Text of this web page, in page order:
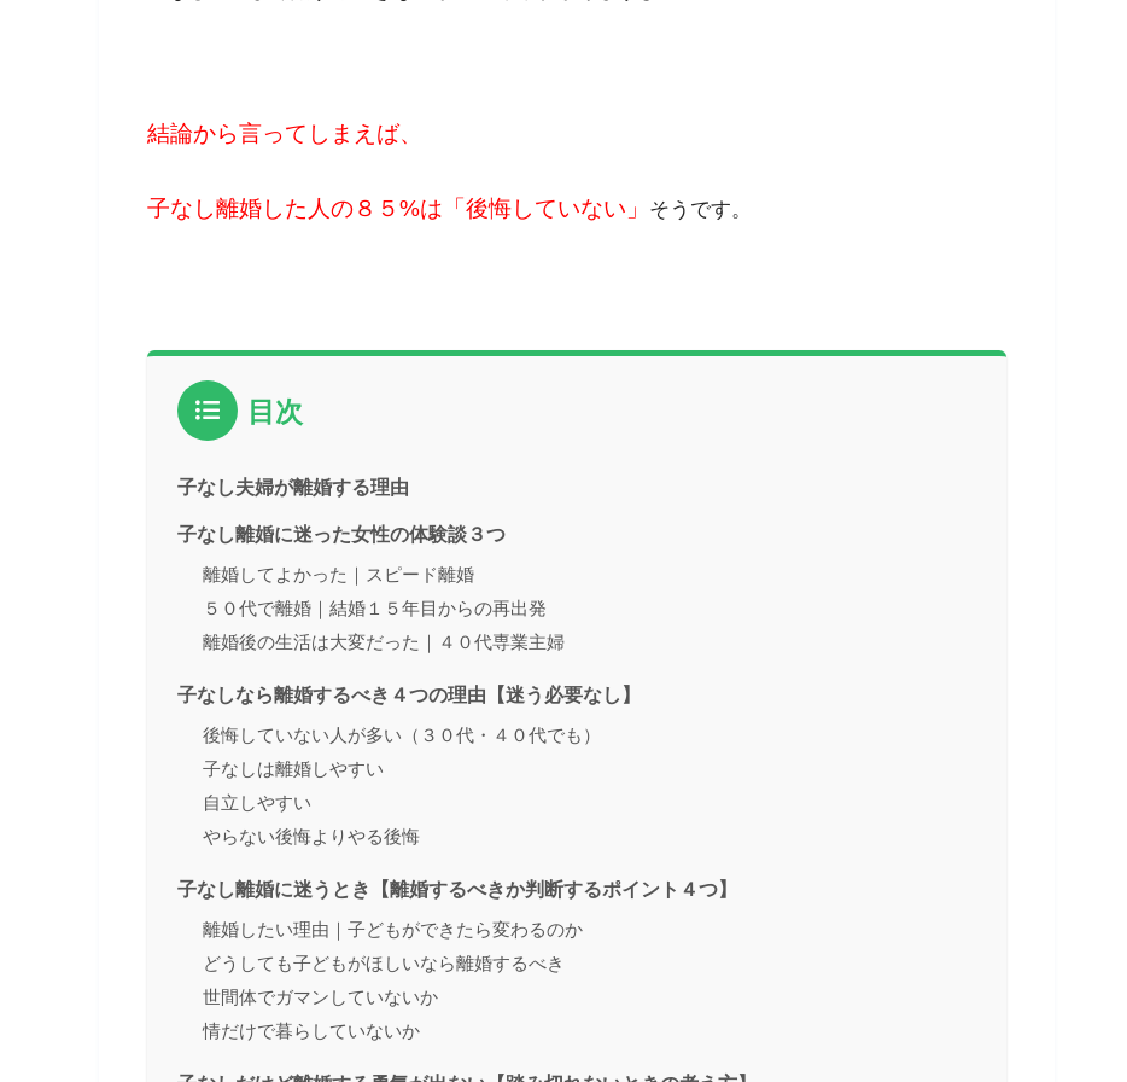
結論から言ってしまえば、
子なし離婚した人の８５%は「後悔していない」 そうです。
目次
子なし夫婦が離婚する理由
子なし離婚に迷った女性の体験談３つ
離婚してよかった｜スピード離婚
５０代で離婚｜結婚１５年目からの再出発
離婚後の生活は大変だった｜４０代専業主婦
子なしなら離婚するべき４つの理由【迷う必要なし】
後悔していない人が多い（３０代・４０代でも）
子なしは離婚しやすい
自立しやすい
やらない後悔よりやる後悔
子なし離婚に迷うとき【離婚するべきか判断するポイント４つ】
離婚したい理由｜子どもができたら変わるのか
どうしても子どもがほしいなら離婚するべき
世間体でガマンしていないか
情だけで暮らしていないか